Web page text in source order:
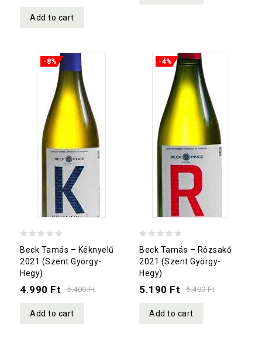
Add to cart
-8%
out
of
5
Beck Tamás – Kéknyelű
2021 (Szent György-
Hegy)
5.400Ft
4.990 Ft
Add to cart
-4%
out
of
5
Beck Tamás – Rózsakő
2021 (Szent György-
Hegy)
5.400Ft
5.190 Ft
Add to cart